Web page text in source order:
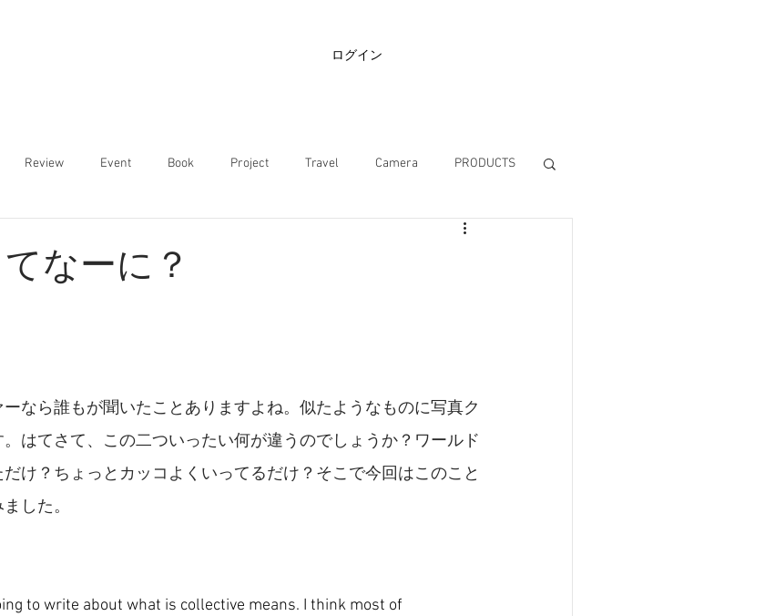
ログイン
Review Event Book Project Travel Camera PRODUCTS
なーに？
なら誰もが聞いたことありますよね。似たようなものに写真ク
はてさて、この二ついったい何が違うのでしょうか？ワールド
け？ちょっとカッコよくいってるだけ？そこで今回はこのこと
した。
to write about what is collective means. I think most of